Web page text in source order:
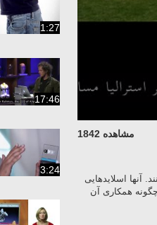
مشاهده 1842
آنها اسلایدهایی
همکاری آن
1:27
17:46
3:24